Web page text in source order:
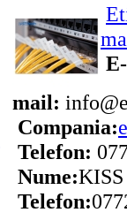
E-
mail:
Compania:
Telefon:
Nume:
Telefon: